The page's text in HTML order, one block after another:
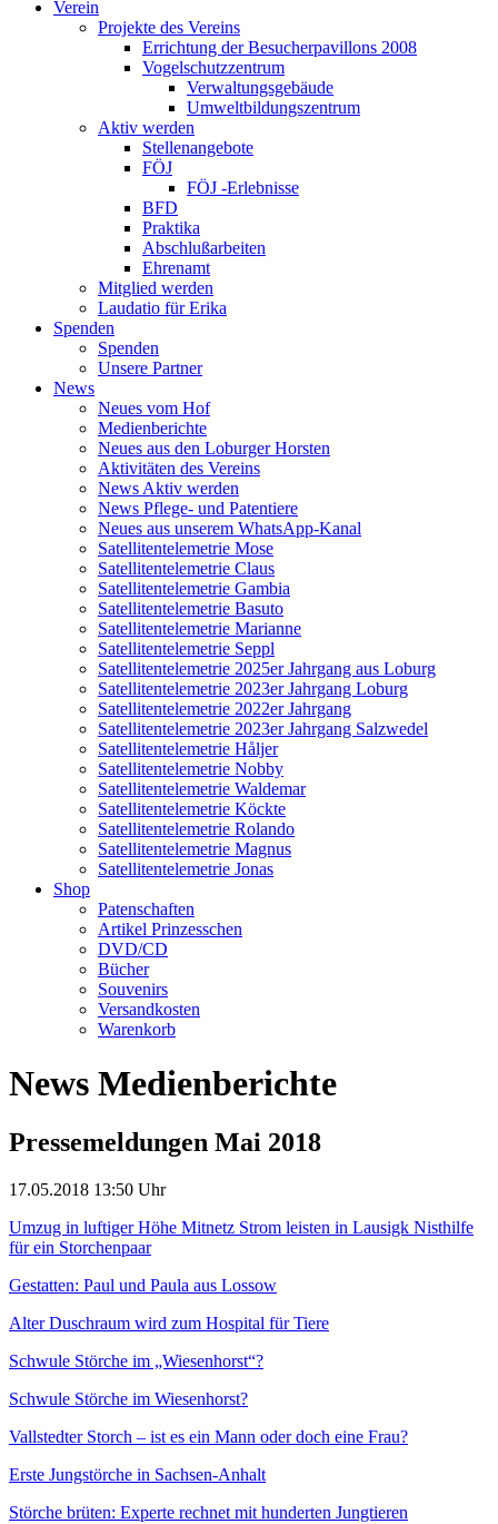
Verein
Projekte des Vereins
Errichtung der Besucherpavillons 2008
Vogelschutzzentrum
Verwaltungsgebäude
Umweltbildungszentrum
Aktiv werden
Stellenangebote
FÖJ
FÖJ -Erlebnisse
BFD
Praktika
Abschlußarbeiten
Ehrenamt
Mitglied werden
Laudatio für Erika
Spenden
Spenden
Unsere Partner
News
Neues vom Hof
Medienberichte
Neues aus den Loburger Horsten
Aktivitäten des Vereins
News Aktiv werden
News Pflege- und Patentiere
Neues aus unserem WhatsApp-Kanal
Satellitentelemetrie Mose
Satellitentelemetrie Claus
Satellitentelemetrie Gambia
Satellitentelemetrie Basuto
Satellitentelemetrie Marianne
Satellitentelemetrie Seppl
Satellitentelemetrie 2025er Jahrgang aus Loburg
Satellitentelemetrie 2023er Jahrgang Loburg
Satellitentelemetrie 2022er Jahrgang
Satellitentelemetrie 2023er Jahrgang Salzwedel
Satellitentelemetrie Håljer
Satellitentelemetrie Nobby
Satellitentelemetrie Waldemar
Satellitentelemetrie Köckte
Satellitentelemetrie Rolando
Satellitentelemetrie Magnus
Satellitentelemetrie Jonas
Shop
Patenschaften
Artikel Prinzesschen
DVD/CD
Bücher
Souvenirs
Versandkosten
Warenkorb
News Medienberichte
Pressemeldungen Mai 2018
17.05.2018 13:50 Uhr
Umzug in luftiger Höhe Mitnetz Strom leisten in Lausigk Nisthilfe
für ein Storchenpaar
Gestatten: Paul und Paula aus Lossow
Alter Duschraum wird zum Hospital für Tiere
Schwule Störche im „Wiesenhorst“?
Schwule Störche im Wiesenhorst?
Vallstedter Storch – ist es ein Mann oder doch eine Frau?
Erste Jungstörche in Sachsen-Anhalt
Störche brüten: Experte rechnet mit hunderten Jungtieren